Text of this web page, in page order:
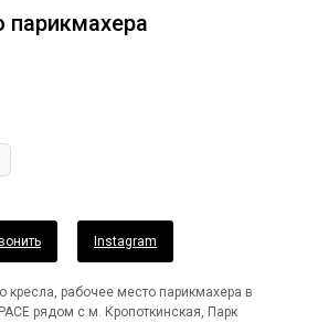
парикмахера
Instagram
кресла, рабочее место парикмахера в
рядом с м. Кропоткинская, Парк